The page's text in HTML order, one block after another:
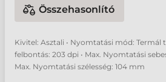
Összehasonlító
Kivitel: Asztali • Nyomtatási mód: Termál
felbontás: 203 dpi • Max. Nyomtatási
Max. Nyomtatási szélesség: 104 mm